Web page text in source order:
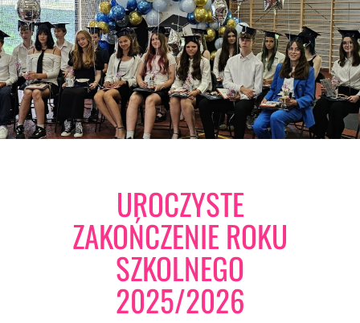
UROCZYSTE
ZAKOŃCZENIE ROKU
SZKOLNEGO
2025/2026